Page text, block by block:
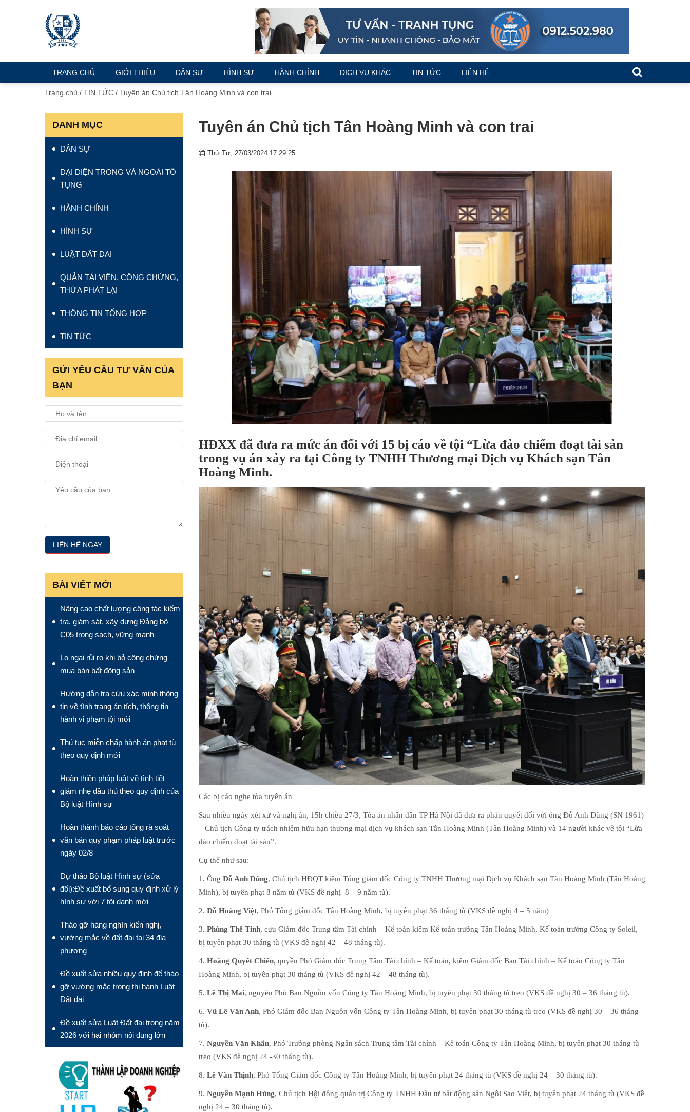
TRANG CHỦ GIỚI THIỆU DÂN SỰ HÌNH SỰ HÀNH CHÍNH DỊCH VỤ KHÁC TIN TỨC LIÊN HỆ
Trang chủ / TIN TỨC / Tuyên án Chủ tịch Tân Hoàng Minh và con trai
Tuyên án Chủ tịch Tân Hoàng Minh và con trai
Thứ Tư, 27/03/2024 17:29:25
HĐXX đã đưa ra mức án đối với 15 bị cáo về tội “Lừa đảo chiếm đoạt tài sản
trong vụ án xảy ra tại Công ty TNHH Thương mại Dịch vụ Khách sạn Tân
Hoàng Minh.
Các bị cáo nghe tòa tuyên án
Sau nhiều ngày xét xử và nghị án, 15h chiều 27/3, Tòa án nhân dân TP Hà Nội đã đưa ra phán quyết đối với ông Đỗ Anh Dũng (SN 1961)
– Chủ tịch Công ty trách nhiệm hữu hạn thương mại dịch vụ khách sạn Tân Hoàng Minh (Tân Hoàng Minh) và 14 người khác về tội “Lừa
đảo chiếm đoạt tài sản”.
Cụ thể như sau:
1. Ông Đỗ Anh Dũng, Chủ tịch HĐQT kiêm Tổng giám đốc Công ty TNHH Thương mại Dịch vụ Khách sạn Tân Hoàng Minh (Tân Hoàng
Minh), bị tuyên phạt 8 năm tù (VKS đề nghị 8 – 9 năm tù).
2. Đỗ Hoàng Việt, Phó Tổng giám đốc Tân Hoàng Minh, bị tuyên phạt 36 tháng tù (VKS đề nghị 4 – 5 năm)
3. Phùng Thế Tính, cựu Giám đốc Trung tâm Tài chính – Kế toán kiêm Kế toán trưởng Tân Hoàng Minh, Kế toán trưởng Công ty Soleil,
bị tuyên phạt 30 tháng tù (VKS đề nghị 42 – 48 tháng tù).
4. Hoàng Quyết Chiến, quyền Phó Giám đốc Trung Tâm Tài chính – Kế toán, kiêm Giám đốc Ban Tài chính – Kế toán Công ty Tân
Hoàng Minh, bị tuyên phạt 30 tháng tù (VKS đề nghị 42 – 48 tháng tù).
5. Lê Thị Mai, nguyên Phó Ban Nguồn vốn Công ty Tân Hoàng Minh, bị tuyên phạt 30 tháng tù treo (VKS đề nghị 30 – 36 tháng tù).
6. Vũ Lê Vân Anh, Phó Giám đốc Ban Nguồn vốn Công ty Tân Hoàng Minh, bị tuyên phạt 30 tháng tù treo (VKS đề nghị 30 – 36 tháng
tù).
7. Nguyễn Văn Khẩn, Phó Trưởng phòng Ngân sách Trung tâm Tài chính – Kế toán Công ty Tân Hoàng Minh, bị tuyên phạt 30 tháng tù
treo (VKS đề nghị 24 -30 tháng tù).
8. Lê Văn Thịnh, Phó Tổng Giám đốc Công ty Tân Hoàng Minh, bị tuyên phạt 24 tháng tù (VKS đề nghị 24 – 30 tháng tù).
9. Nguyễn Mạnh Hùng, Chủ tịch Hội đồng quản trị Công ty TNHH Đầu tư bất động sản Ngôi Sao Việt, bị tuyên phạt 24 tháng tù (VKS đề
nghị 24 – 30 tháng tù).
DANH MỤC
DÂN SỰ
ĐẠI DIỆN TRONG VÀ NGOÀI TỐ
TỤNG
HÀNH CHÍNH
HÌNH SỰ
LUẬT ĐẤT ĐAI
QUẢN TÀI VIÊN, CÔNG CHỨNG,
THỪA PHÁT LẠI
THÔNG TIN TỔNG HỢP
TIN TỨC
GỬI YÊU CẦU TƯ VẤN CỦA
BẠN
BÀI VIẾT MỚI
Nâng cao chất lượng công tác kiểm
tra, giám sát, xây dựng Đảng bộ
C05 trong sạch, vững mạnh
Lo ngại rủi ro khi bỏ công chứng
mua bán bất động sản
Hướng dẫn tra cứu xác minh thông
tin về tình trạng án tích, thông tin
hành vi phạm tội mới
Thủ tục miễn chấp hành án phạt tù
theo quy định mới
Hoàn thiện pháp luật về tình tiết
giảm nhẹ đầu thú theo quy định của
Bộ luật Hình sự
Hoàn thành báo cáo tổng rà soát
văn bản quy phạm pháp luật trước
ngày 02/8
Dự thảo Bộ luật Hình sự (sửa
đổi):Đề xuất bổ sung quy định xử lý
hình sự với 7 tội danh mới
Tháo gỡ hàng nghìn kiến nghị,
vướng mắc về đất đai tại 34 địa
phương
Đề xuất sửa nhiều quy định để tháo
gỡ vướng mắc trong thi hành Luật
Đất đai
Đề xuất sửa Luật Đất đai trong năm
2026 với hai nhóm nội dung lớn